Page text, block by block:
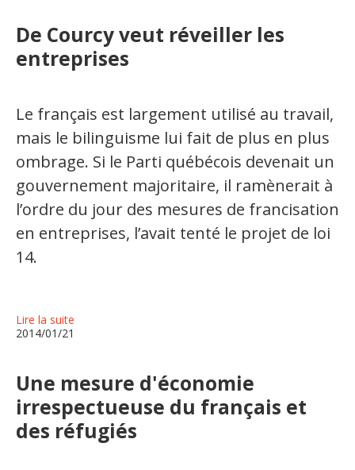
Historique
Information
Lois et jurisprudence
Organismes de la langue française
Organismes de la langue française
Publications
Francophonie internationale
Revue de presse
Langue du travail
Francisation de l'Administration
Recueil de bonnes pratiques
De Courcy veut réveiller les
entreprises
Le français est largement utilisé au travail,
mais le bilinguisme lui fait de plus en plus
ombrage. Si le Parti québécois devenait un
gouvernement majoritaire, il ramènerait à
l’ordre du jour des mesures de francisation
en entreprises, l’avait tenté le projet de loi
14.
Lire la suite
2014/01/21
Une mesure d'économie
irrespectueuse du français et
des réfugiés